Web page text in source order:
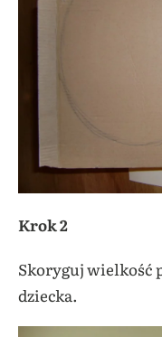
Krok 2
Skoryguj wielkość
dziecka.